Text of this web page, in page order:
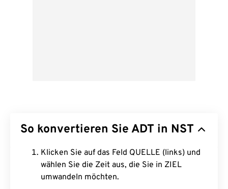
So konvertieren Sie ADT in NST
Klicken Sie auf das Feld QUELLE (links) und
wählen Sie die Zeit aus, die Sie in ZIEL
umwandeln möchten.